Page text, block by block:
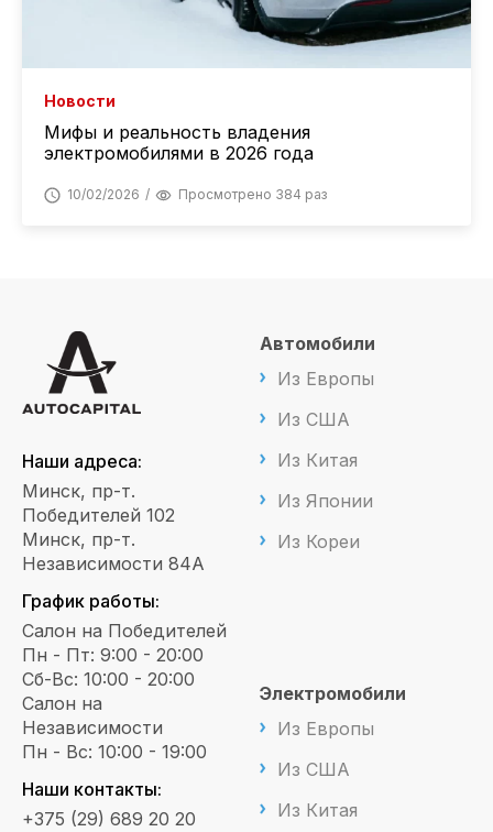
Новости
Мифы и реальность владения
электромобилями в 2026 года
10/02/2026 Просмотрено 384 раз
Наши адреса:
Минск, пр-т.
Победителей 102
Минск, пр-т.
Независимости 84А
График работы:
Салон на Победителей
Пн - Пт: 9:00 - 20:00
Сб-Вс: 10:00 - 20:00
Салон на
Независимости
Пн - Вс: 10:00 - 19:00
Наши контакты:
+375 (29) 689 20 20
Автомобили
Из Европы
Из США
Из Китая
Из Японии
Из Кореи
Электромобили
Из Европы
Из США
Из Китая